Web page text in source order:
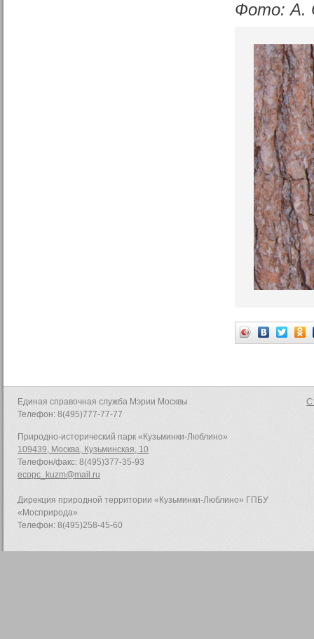
Фото: А.
Единая справочная служба Мэрии Москвы
Телефон: 8(495)777-77-77
Природно-исторический парк «Кузьминки-Люблино»
109439, Москва, Кузьминская, 10
Телефон/факс: 8(495)377-35-93
ecopc_kuzm@mail.ru
Дирекция природной территории «Кузьминки-Люблино» ГПБУ
«Мосприрода»
Телефон: 8(495)258-45-60